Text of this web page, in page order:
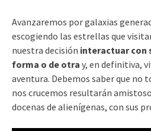
Avanzaremos por galaxias
escogiendo las estrellas que
nuestra decisión interactuar con
forma o de otra y, en definitiva,
aventura. Debemos saber que no
nos crucemos resultarán
docenas de alienígenas, con sus